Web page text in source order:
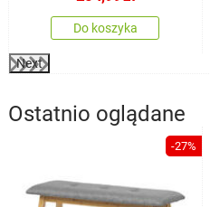
Do koszyka
Next
Ostatnio oglądane
-27%